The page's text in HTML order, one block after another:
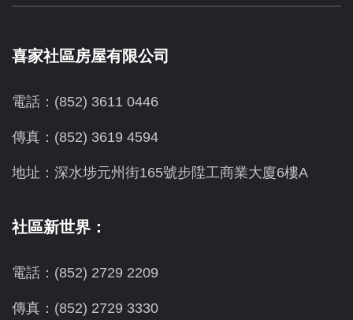
喜家社區房屋有限公司
電話：(852) 3611 0446
傳真：(852) 3619 4594
地址： 深水埗元州街165號步陞工商業大廈6樓A
社區新世界：
電話：(852) 2729 2209
傳真：(852) 2729 3330